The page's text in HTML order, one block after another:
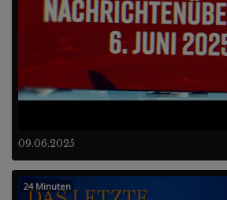
09.06.2025
24 Minuten